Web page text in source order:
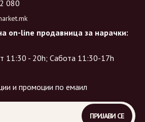
080
on-line продавница за нарачки:
11:30 - 20h; Сабота 11:30-17h
и промоции по емаил